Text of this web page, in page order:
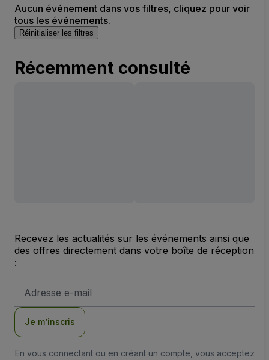
Aucun événement dans vos filtres, cliquez pour voir
tous les événements.
Réinitialiser les filtres
Récemment consulté
Recevez les actualités sur les événements ainsi que
des offres directement dans votre boîte de réception
:
e-
Je m’inscris
En vous connectant ou en créant un compte, vous acceptez